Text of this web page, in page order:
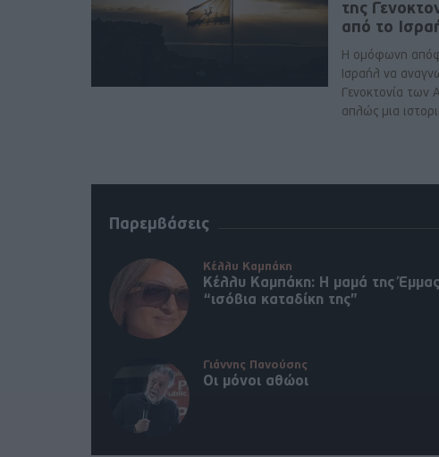
της
από το
Η ομόφωνη
Ισραήλ να
Γενοκτονία των
απλώς μια
Παρεμβάσεις
Κέλλυ Καμπάκη
Κέλλυ Καμπάκη: Η μαμά της
“ισόβια καταδίκη της”
Γιάννης Πανούσης
Οι μόνοι αθώοι